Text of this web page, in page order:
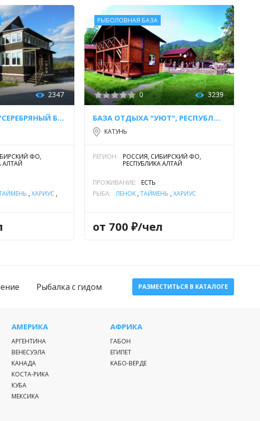
2347
ГОСТЕВОЙ ДОМ "СЕРЕБРЯНЫЙ БЕРЕГ"
ФО,
АЛТАЙ
,ХАРИУС ,
РЫБОЛОВНАЯ БАЗА
0 3239
БАЗА ОТДЫХА "УЮТ", РЕСПУБЛИКА АЛТАЙ
КАТУНЬ
РЕГИОН:
РОССИЯ, СИБИРСКИЙ ФО,
РЕСПУБЛИКА АЛТАЙ
ПРОЖИВАНИЕ:
ЕСТЬ
РЫБА:
ЛЕНОК,ТАЙМЕНЬ ,ХАРИУС
от 700 ₽/чел
Рыбалка с гидом РАЗМЕСТИТЬСЯ В КАТАЛОГЕ
АМЕРИКА
АРГЕНТИНА
ВЕНЕСУЭЛА
КАНАДА
КОСТА-РИКА
КУБА
МЕКСИКА
АФРИКА
ГАБОН
ЕГИПЕТ
КАБО-ВЕРДЕ